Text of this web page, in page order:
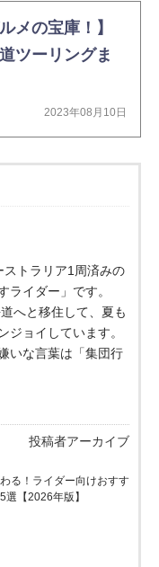
メの宝庫！】
ツーリングま
2023年08月10日
トラリア1周済みの
ライダー」です。
へと移住して、夏も
ジョイしています。
いな言葉は「集団行
投稿者アーカイブ
る！ライダー向けおすす
【2026年版】